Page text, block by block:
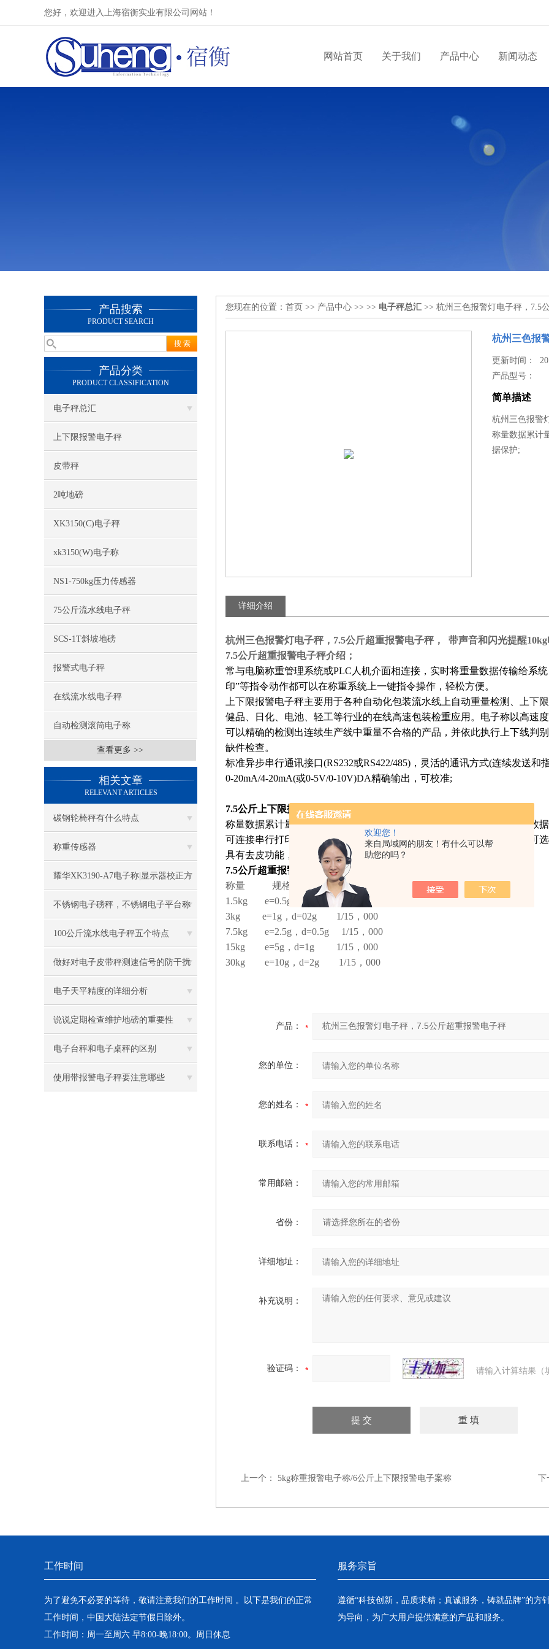
欢迎您！
来自局域网的朋友！有什么可以帮
助您的吗？
您好，欢迎进入上海宿衡实业有限公司网站！
网站首页 关于我们 产品中心 新闻动态
产品搜索
PRODUCT SEARCH
产品分类
PRODUCT CLASSIFICATION
电子秤总汇
上下限报警电子秤
皮带秤
2吨地磅
XK3150(C)电子秤
xk3150(W)电子称
NS1-750kg压力传感器
75公斤流水线电子秤
SCS-1T斜坡地磅
报警式电子秤
在线流水线电子秤
自动检测滚筒电子称
查看更多 >>
相关文章
RELEVANT ARTICLES
碳钢轮椅秤有什么特点
称重传感器
耀华XK3190-A7电子称|显示器校正方
法
不锈钢电子磅秤，不锈钢电子平台称
100公斤流水线电子秤五个特点
做好对电子皮带秤测速信号的防干扰
工作
电子天平精度的详细分析
说说定期检查维护地磅的重要性
电子台秤和电子桌秤的区别
使用带报警电子秤要注意哪些
您现在的位置： 首页 >> 产品中心 >> >> 电子秤总汇 >> 杭州三色报警灯电子秤，7.5
杭州三色报
更新时间：
产品型号：
简单描述
杭州三色报警
称量数据累计
据保护;
详细介绍
杭州三色报警灯电子秤，7.5公斤超重报警电子秤， 带声音和闪光提醒
7.5公斤超重报警电子秤介绍；
常与电脑称重管理系统或PLC 人机介面相连接，实时将重量数据传输给系
印”等指令动作都可以在称重系统上一键指令操作，轻松方便。
上下限报警电子秤主要用于各种自动化包装流水线上自动重量检测、上下
健品、日化、电池、轻工等行业的在线高速包装检重应用。电子称以高速
可以精确的检测出连续生产线中重量不合格的产品，并依此执行上下线判
缺件检查。
标准异步串行通讯接口(RS232或RS422/485) ，灵活的通讯方式(连续发送和
0-20mA/4-20mA(或0-5V/0-10V)DA精确输出，可校准;
7.5公斤上下限报警输出设置;
称量数据累计量和累计次数等信息的贮存、检查、删除处理，具有断电数
可连接串行打印机，打印称量计录、累计量或配方，手动或者自动打印可选
具有去皮功能，在自动控制开始可以选择是否自动去皮
7.5公斤超重报警电子秤量程标准；
称量 规格 外部精度
1.5kg e=0.5g，d=0.1g 1/15，000
3kg e=1g，d=02g 1/15，000
7.5kg e=2.5g，d=0.5g 1/15，000
15kg e=5g，d=1g 1/15，000
30kg e=10g，d=2g 1/15，000
产品：
您的单位：
您的姓名：
联系电话：
常用邮箱：
省份：
详细地址：
补充说明：
验证码： 请输入计算结果（
上一个： 5kg称重报警电子称/6公斤上下限报警电子案称 下
工作时间
为了避免不必要的等待，敬请注意我们的工作时间 。以下是我们的正常
工作时间，中国大陆法定节假日除外。
工作时间：周一至周六 早8:00-晚18:00。周日休息
服务宗旨
遵循“科技创新，品质求精；真诚服务，铸就品牌”的方
为导向，为广大用户提供满意的产品和服务。